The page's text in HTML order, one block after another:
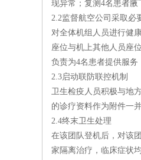
现异常；复测4名患者
2.2监督航空公司采取必
对全体机组人员进行健
座位与机上其他人员座
负责为4名患者提供服
2.3启动联防联控机制
卫生检疫人员积极与地
的诊疗资料作为附件一
2.4终末卫生处理
在该团队登机后，对该
家隔离治疗，临床症状